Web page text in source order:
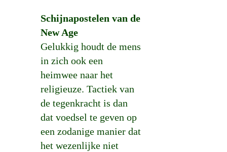
Schijnapostelen van de
New Age
Gelukkig houdt de mens
in zich ook een
heimwee naar het
religieuze. Tactiek van
de tegenkracht is dan
dat voedsel te geven op
een zodanige manier dat
het wezenlijke niet